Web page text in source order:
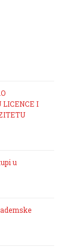
LICENCE I
u